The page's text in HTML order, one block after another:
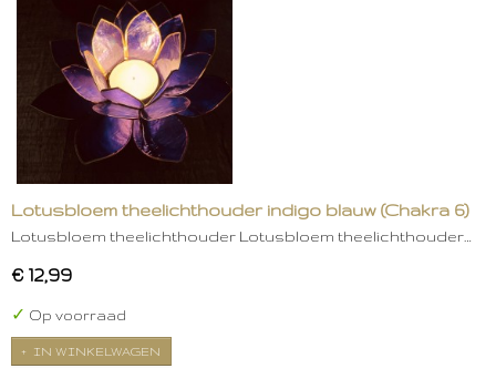
Lotusbloem theelichthouder indigo blauw (Chakra 6)
Lotusbloem theelichthouder Lotusbloem theelichthouder…
€ 12,99
✓ Op voorraad
IN WINKELWAGEN